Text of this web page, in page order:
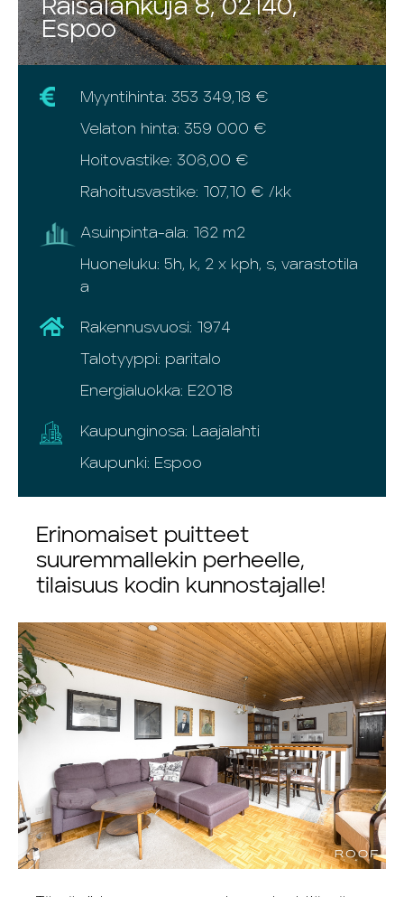
Räisälänkuja 8, 02140,
Espoo
Myyntihinta: 353 349,18 €
Velaton hinta: 359 000 €
Hoitovastike: 306,00 €
Rahoitusvastike: 107,10 € /kk
Asuinpinta-ala: 162 m2
Huoneluku: 5h, k, 2 x kph, s, varastotila
a
Rakennusvuosi: 1974
Talotyyppi: paritalo
Energialuokka: E2018
Kaupunginosa: Laajalahti
Kaupunki: Espoo
Erinomaiset puitteet
suuremmallekin perheelle,
tilaisuus kodin kunnostajalle!